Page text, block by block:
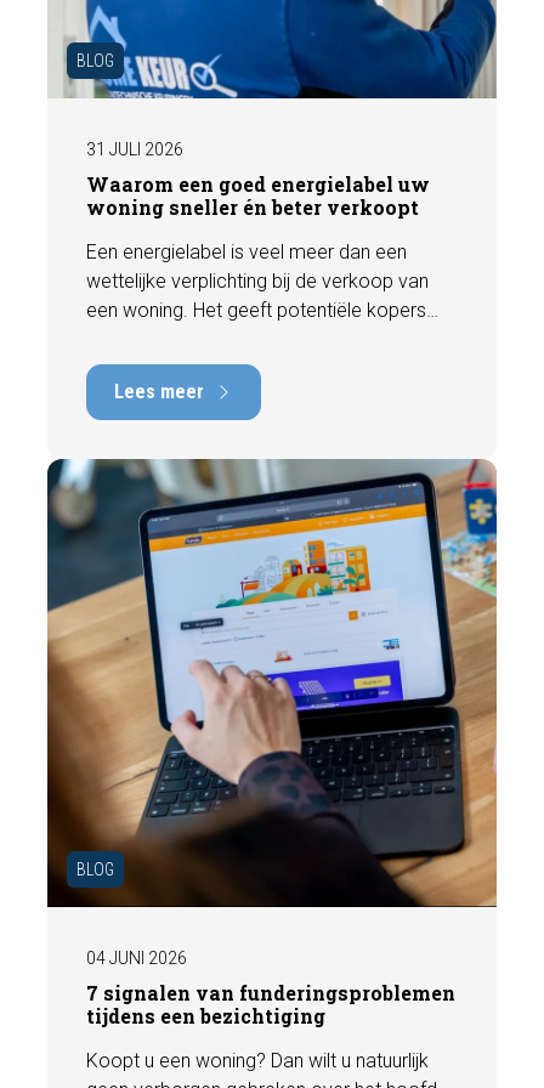
BLOG
31 JULI 2026
Waarom een goed energielabel uw
woning sneller én beter verkoopt
Een energielabel is veel meer dan een
wettelijke verplichting bij de verkoop van
een woning. Het geeft potentiële kopers
woning en kan een positieve invloed
hebben op de verkoopbaarheid en waarde.
In deze blog leggen we uit waarom een
actueel energielabel belangrijk is en hoe u
ervoor zorgt dat uw woning optimaal wordt
gepresenteerd aan de markt.
Lees meer
BLOG
04 JUNI 2026
7 signalen van funderingsproblemen
tijdens een bezichtiging
Koopt u een woning? Dan wilt u natuurlijk